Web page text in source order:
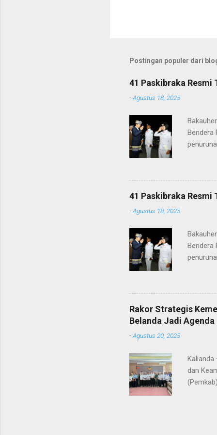
Postingan populer dari
41 Paskibraka Resmi
-Agustus 18, 2025
Bendera
ke-80
terima
Gunung
41 Paskibraka Resmi
-Agustus 18, 2025
Bendera
ke-80
terima
orang
Rakor Strategis
Belanda Jadi
-Agustus 20, 2025
Kalianda
dan